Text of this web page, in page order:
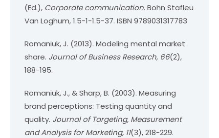
(Ed.), Corporate communication. Bohn Stafleu
Van Loghum, 1.5-1-1.5-37. ISBN 9789031317783
Romaniuk, J. (2013). Modeling mental market
share. Journal of Business Research, 66(2),
188-195.
Romaniuk, J., & Sharp, B. (2003). Measuring
brand perceptions: Testing quantity and
quality. Journal of Targeting, Measurement
and Analysis for Marketing, 11(3), 218-229.